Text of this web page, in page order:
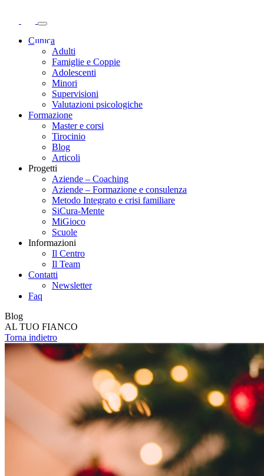
Clinica
Adulti
Famiglie e Coppie
Adolescenti
Minori
Supervisioni
Valutazioni psicologiche
Formazione
Master e corsi
Tirocinio
Blog
Articoli
Progetti
Aziende – Coaching
Aziende – Formazione e consulenza
Metodo Integrato e crisi familiare
SiCura-Mente
MiGioco
Scuole
Informazioni
Il Centro
Il Team
Contatti
Newsletter
Faq
Blog
AL TUO FIANCO
Torna indietro